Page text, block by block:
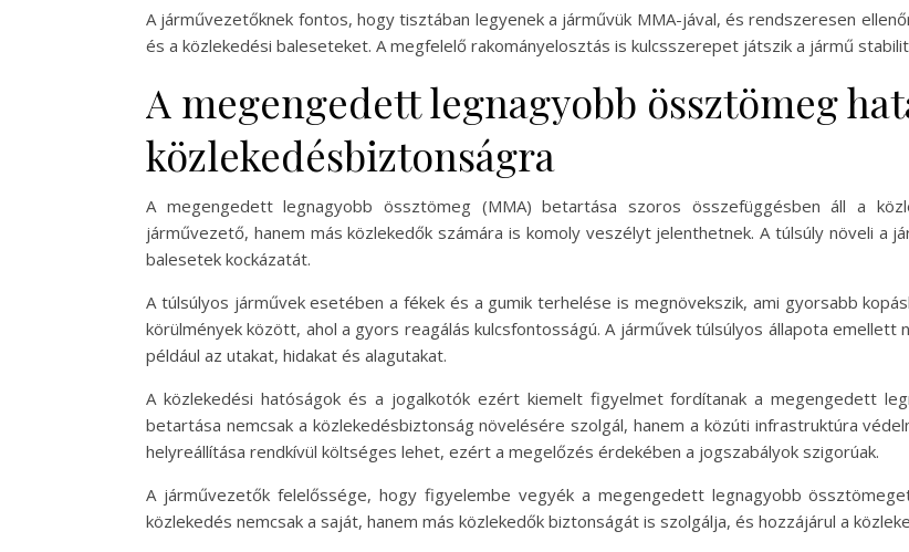
A járművezetőknek fontos, hogy tisztában legyenek a járművük MMA-jával, és rendszeresen
és a közlekedési baleseteket. A megfelelő rakományelosztás is kulcsszerepet játszik a jármű
A megengedett legnagyobb össztömeg
közlekedésbiztonságra
A megengedett legnagyobb össztömeg (MMA) betartása szoros összefüggésben áll a
járművezető, hanem más közlekedők számára is komoly veszélyt jelenthetnek. A túlsúly növeli a
balesetek kockázatát.
A túlsúlyos járművek esetében a fékek és a gumik terhelése is megnövekszik, ami gyorsabb
körülmények között, ahol a gyors reagálás kulcsfontosságú. A járművek túlsúlyos állapota
például az utakat, hidakat és alagutakat.
A közlekedési hatóságok és a jogalkotók ezért kiemelt figyelmet fordítanak a megengedett
betartása nemcsak a közlekedésbiztonság növelésére szolgál, hanem a közúti infrastruktúra
helyreállítása rendkívül költséges lehet, ezért a megelőzés érdekében a jogszabályok szigorúak.
A járművezetők felelőssége, hogy figyelembe vegyék a megengedett legnagyobb
közlekedés nemcsak a saját, hanem más közlekedők biztonságát is szolgálja, és hozzájárul a